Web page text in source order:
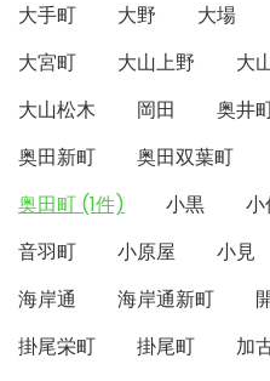
大手町
大野 大場
大宮町
大山上野 大
大山松木
岡田 奥井
奥田新町
奥田双葉町
奥田町 (1件)
小黒 小
音羽町
小原屋 小見
海岸通
海岸通新町
掛尾栄町
掛尾町 加